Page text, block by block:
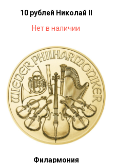
10 рублей Николай II
Нет в наличии
Филармония